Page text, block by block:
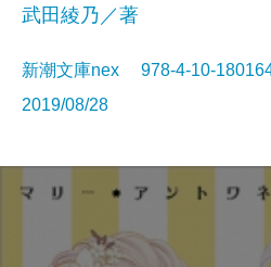
武田綾乃／著
新潮文庫nex 978-4-10-
2019/08/28